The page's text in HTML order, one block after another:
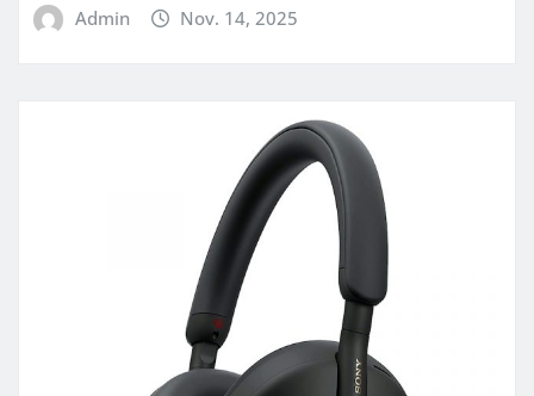
Admin Nov. 14, 2025